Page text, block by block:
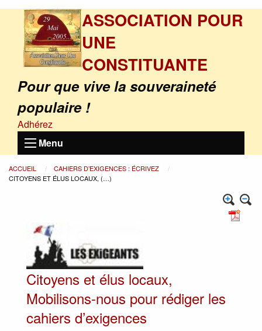
ASSOCIATION POUR
UNE
CONSTITUANTE
Pour que vive la souveraineté
populaire !
Adhérez
Menu
ACCUEIL
CAHIERS D’EXIGENCES : ÉCRIVEZ
CITOYENS ET ÉLUS LOCAUX, (…)
Citoyens et élus locaux,
Mobilisons-nous pour rédiger les
cahiers d’exigences